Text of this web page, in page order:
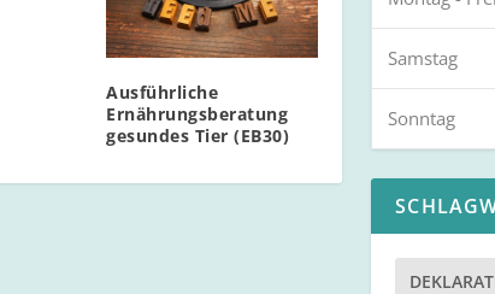
Ausführliche
Ernährungsberatung
gesundes Tier (EB30)
Samstag
Sonntag